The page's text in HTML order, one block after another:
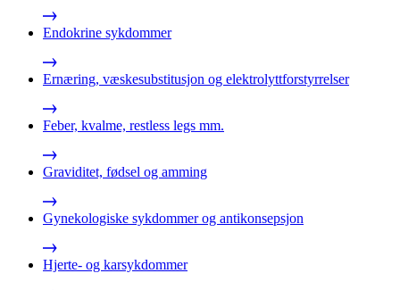
Endokrine sykdommer
Ernæring, væskesubstitusjon og elektrolyttforstyrrelser
Feber, kvalme, restless legs mm.
Graviditet, fødsel og amming
Gynekologiske sykdommer og antikonsepsjon
Hjerte- og karsykdommer